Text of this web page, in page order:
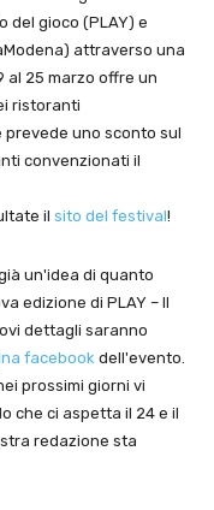
del gioco (PLAY) e
attraverso una
al 25 marzo offre un
ristoranti
prevede uno sconto sul
convenzionati il
il sito del festival!
un'idea di quanto
edizione di PLAY – Il
dettagli saranno
facebookdell'evento.
prossimi giorni vi
che ci aspetta il 24 e il
redazione sta